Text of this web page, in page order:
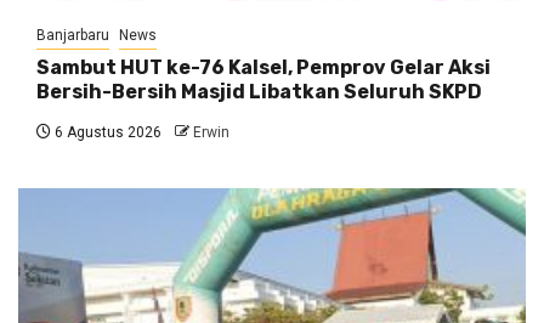
Banjarbaru News
Sambut HUT ke-76 Kalsel, Pemprov Gelar Aksi
Bersih-Bersih Masjid Libatkan Seluruh SKPD
6 Agustus 2026 Erwin